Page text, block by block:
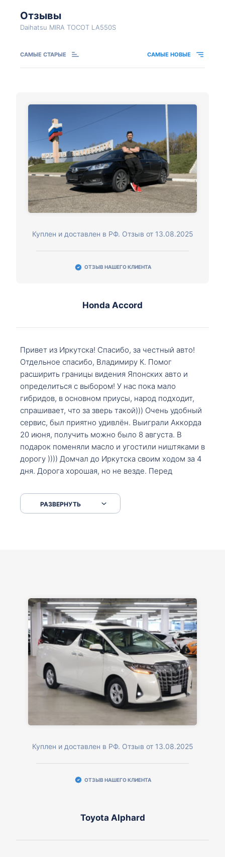
Отзывы
Daihatsu MIRA TOCOT LA550S
САМЫЕ СТАРЫЕ САМЫЕ НОВЫЕ
Куплен и доставлен в РФ. Отзыв от 13.08.2025
ОТЗЫВ НАШЕГО КЛИЕНТА
Honda Accord
Привет из Иркутска! Спасибо, за честный авто!
Отдельное спасибо, Владимиру К. Помог
расширить границы видения Японских авто и
определиться с выбором! У нас пока мало
гибридов, в основном приусы, народ подходит,
спрашивает, что за зверь такой))) Очень удобный
сервис, был приятно удивлён. Выиграли Аккорда
20 июня, получить можно было 8 августа. В
подарок поменяли масло и угостили ништяками в
дорогу )))) Домчал до Иркутска своим ходом за 4
дня. Дорога хорошая, но не везде. Перед
серпантинах по пути следования.
РАЗВЕРНУТЬ
Куплен и доставлен в РФ. Отзыв от 13.08.2025
ОТЗЫВ НАШЕГО КЛИЕНТА
Toyota Alphard